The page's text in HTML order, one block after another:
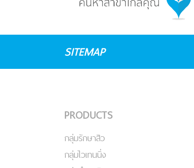
SITEMAP
PRODUCTS
กลุ่มรักษาสิว
กลุ่มไวเทนนิ่ง